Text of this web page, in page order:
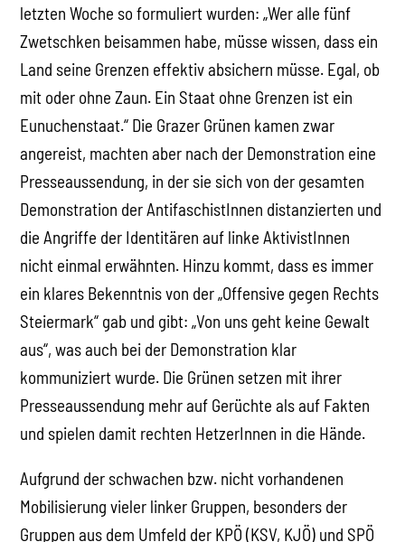
letzten Woche so formuliert wurden: „Wer alle fünf
Zwetschken beisammen habe, müsse wissen, dass ein
Land seine Grenzen effektiv absichern müsse. Egal, ob
mit oder ohne Zaun. Ein Staat ohne Grenzen ist ein
Eunuchenstaat.“ Die Grazer Grünen kamen zwar
angereist, machten aber nach der Demonstration eine
Presseaussendung, in der sie sich von der gesamten
Demonstration der AntifaschistInnen distanzierten und
die Angriffe der Identitären auf linke AktivistInnen
nicht einmal erwähnten. Hinzu kommt, dass es immer
ein klares Bekenntnis von der „Offensive gegen Rechts
Steiermark“ gab und gibt: „Von uns geht keine Gewalt
aus“, was auch bei der Demonstration klar
kommuniziert wurde. Die Grünen setzen mit ihrer
Presseaussendung mehr auf Gerüchte als auf Fakten
und spielen damit rechten HetzerInnen in die Hände.
Aufgrund der schwachen bzw. nicht vorhandenen
Mobilisierung vieler linker Gruppen, besonders der
Gruppen aus dem Umfeld der KPÖ (KSV, KJÖ) und SPÖ